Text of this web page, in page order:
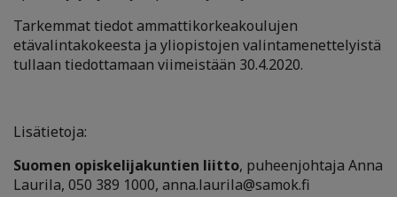
Tarkemmat tiedot ammattikorkeakoulujen
etävalintakokeesta ja yliopistojen valintamenettelyistä
tullaan tiedottamaan viimeistään 30.4.2020.
Lisätietoja:
Suomen opiskelijakuntien liitto, puheenjohtaja Anna
Laurila, 050 389 1000, anna.laurila@samok.fi